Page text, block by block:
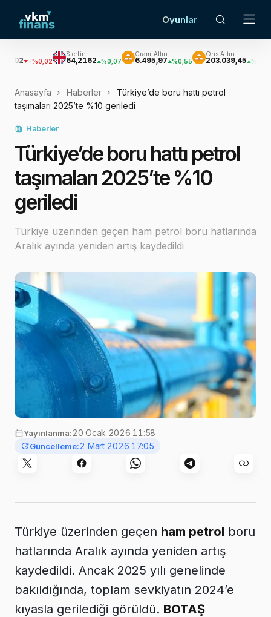
Oyunlar
Sterlin
64,2162 %0,07
Gram Altın
6.495,97 %0,55
Ons Altın
203.039,45 %0,58
Anasayfa Haberler
Türkiye’de boru hattı petrol
taşımaları 2025’te %10 geriledi
Haberler
Türkiye’de boru hattı petrol
taşımaları 2025’te %10
geriledi
Türkiye üzerinden geçen ham petrol boru hatlarında
Aralık ayında yeniden artış kaydedildi
Yayınlanma:20 Ocak 2026 11:58
Güncelleme:2 Mart 2026 17:05
Türkiye üzerinden geçen ham petrol boru
hatlarında Aralık ayında yeniden artış
kaydedildi. Ancak 2025 yılı genelinde
bakıldığında, toplam sevkiyatın 2024’e
kıyasla gerilediği görüldü. BOTAŞ